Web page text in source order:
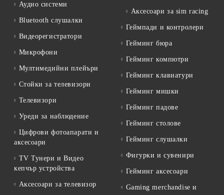
Аудио системи
Bluetooth слушалки
Видеорегистратори
Микрофони
Мултимедийни плейъри
Стойки за телевизори
Телевизори
Уреди за наблюдение
Цифрови фотоапарати и
аксесоари
TV Тунери и Видео
кепчър устройства
Аксесоари за телевизор
Аксесоари за sim racing
Геймпади и контролери
Гейминг бюра
Гейминг компютри
Гейминг клавиатури
Гейминг мишки
Гейминг падове
Гейминг столове
Гейминг слушалки
Фигурки и сувенири
Гейминг аксесоари
Gaming merchandise и